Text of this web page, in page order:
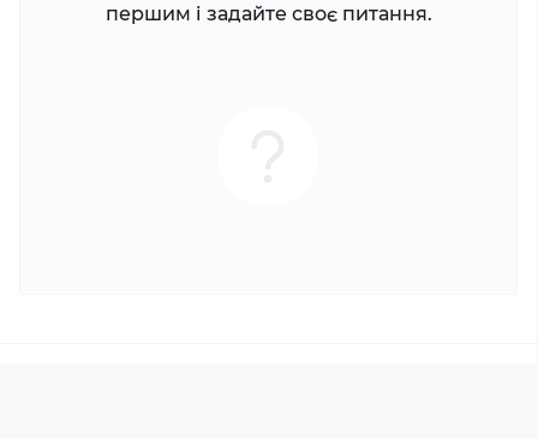
першим і задайте своє питання.